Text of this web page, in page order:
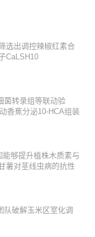
选出调控辣椒红素合
CaLSH10
菌转录组等联动验
香蕉分泌10-HCA组装
够提升植株木质素与
薯对茎线虫病的抗性
队破解玉米区室化调